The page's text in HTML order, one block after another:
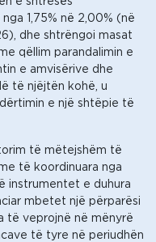
1,75% në 2,00% (në
dhe shtrëngoi masat
qëllim parandalimin e
e amvisërive dhe
të njëjtën kohë, u
e një shtëpie të
të mëtejshëm të
të koordinuara nga
instrumentet e duhura
mbetet një përparësi
të veprojnë në mënyrë
të tyre në periudhën